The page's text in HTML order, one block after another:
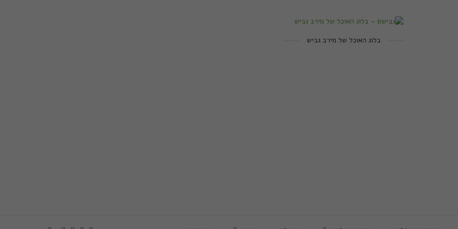
בלוג האוכל של מירב גביש